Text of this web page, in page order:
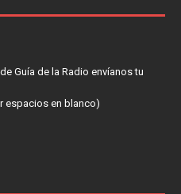
Guía de la Radio envíanos tu
espacios en blanco)